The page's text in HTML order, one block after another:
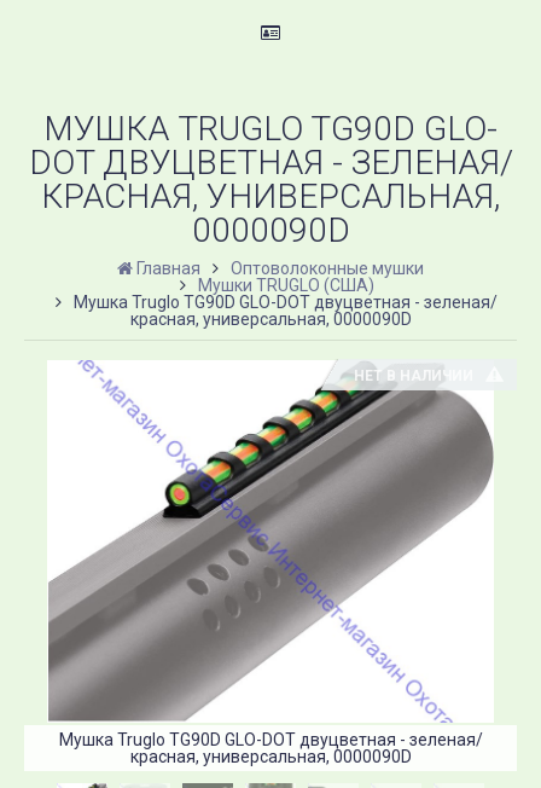
МУШКА TRUGLO TG90D GLO-
DOT ДВУЦВЕТНАЯ - ЗЕЛЕНАЯ/
КРАСНАЯ, УНИВЕРСАЛЬНАЯ,
0000090D
Главная
Оптоволоконные мушки
Мушки TRUGLO (США)
Мушка Truglo TG90D GLO-DOT двуцветная - зеленая/
красная, универсальная, 0000090D
НЕТ В НАЛИЧИИ
Мушка Truglo TG90D GLO-DOT двуцветная - зеленая/
красная, универсальная, 0000090D